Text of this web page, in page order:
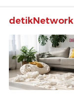
detikNetwork